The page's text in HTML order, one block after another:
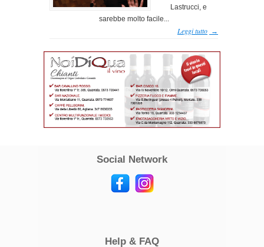
Lastrucci, e
sarebbe molto facile...
Leggi tutto →
Social Network
Help & FAQ